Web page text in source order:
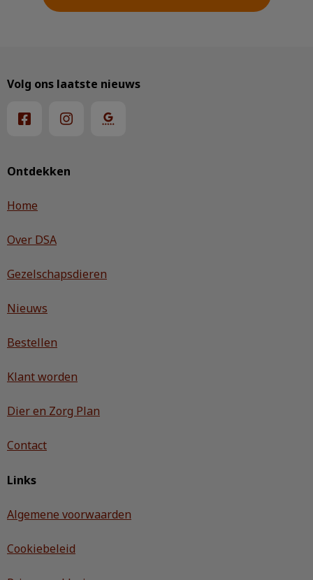
Ontdekken
Home
Over DSA
Gezelschapsdieren
Nieuws
Bestellen
Klant worden
Dier en Zorg Plan
Contact
Links
Algemene voorwaarden
Cookiebeleid
Volg ons laatste nieuws